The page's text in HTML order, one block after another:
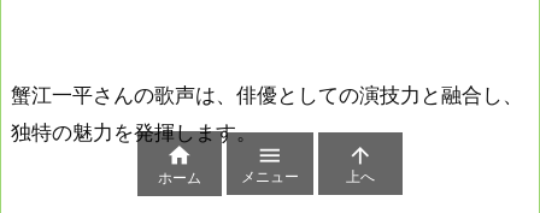
蟹江一平さんの歌声は、俳優としての演技力と融合し、
独特の魅力を発揮します。

ホーム

メニュー

上へ